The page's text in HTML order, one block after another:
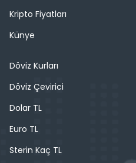
Kripto Fiyatları
Künye
Döviz Kurları
Döviz Çevirici
Dolar TL
Euro TL
Sterin Kaç TL